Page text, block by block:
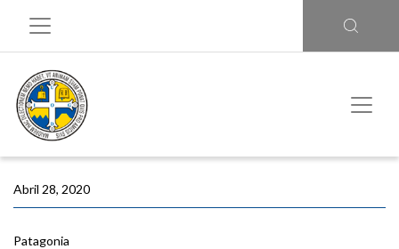
Abril 28, 2020
Patagonia